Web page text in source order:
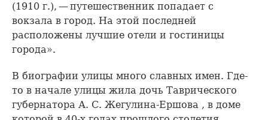
(1910 г.), — путешественник попадает с
вокзала в город. На этой последней
расположены лучшие отели и гостиницы
города».
В биографии улицы много славных имен. Где-
то в начале улицы жила дочь Таврического
губернатора А. С. Жегулина-Ершова , в доме